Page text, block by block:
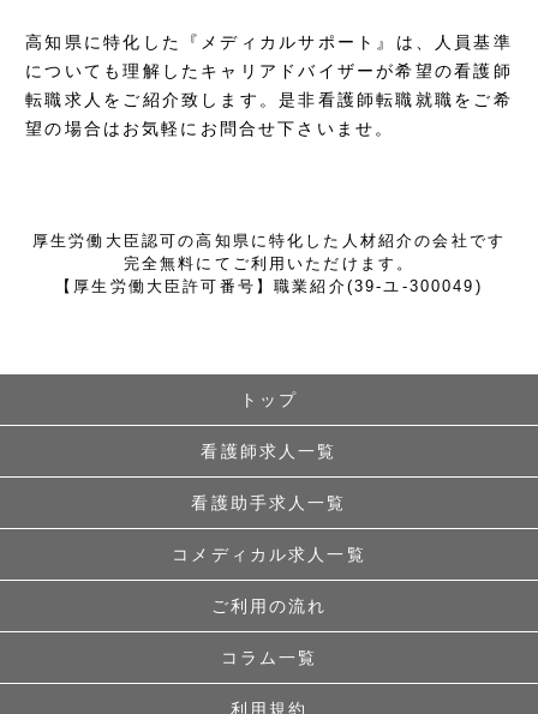
高知県に特化した『メディカルサポート』は、人員基準
についても理解したキャリアドバイザーが希望の看護師
転職求人をご紹介致します。是非看護師転職就職をご希
望の場合はお気軽にお問合せ下さいませ。
厚生労働大臣認可の高知県に特化した人材紹介の会社です
完全無料にてご利用いただけます。
【厚生労働大臣許可番号】職業紹介(39-ユ-300049)
トップ
看護師求人一覧
看護助手求人一覧
コメディカル求人一覧
ご利用の流れ
コラム一覧
利用規約